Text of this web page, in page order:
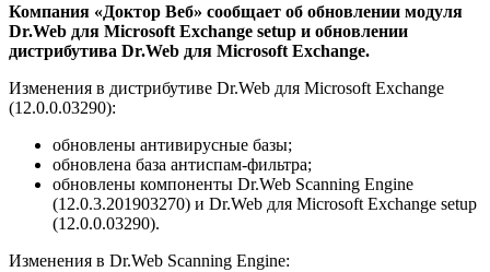
Компания «Доктор Веб» сообщает об обновлении модуля
Dr.Web для Microsoft Exchange setup и обновлении
дистрибутива Dr.Web для Microsoft Exchange.
Изменения в дистрибутиве Dr.Web для Microsoft Exchange
(12.0.0.03290):
обновлены антивирусные базы;
обновлена база антиспам-фильтра;
обновлены компоненты Dr.Web Scanning Engine
(12.0.3.201903270) и Dr.Web для Microsoft Exchange setup
(12.0.0.03290).
Изменения в Dr.Web Scanning Engine: